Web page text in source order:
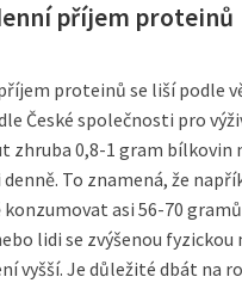
příjem proteinů
proteinů se liší podle
České společnosti pro
zhruba 0,8-1 gram bílkovin
To znamená, že
konzumovat asi 56-70
lidi se zvýšenou fyzickou
vyšší. Je důležité dbát na